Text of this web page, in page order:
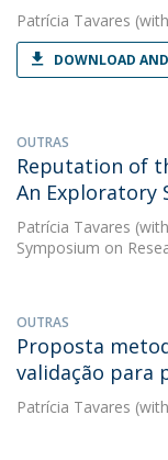
Patrícia Tavares
DOWNLOAD
OUTRAS
Reputation of
An Exploratory
Patrícia Tavares
Symposium on
OUTRAS
Proposta
validação para
Patrícia Tavares